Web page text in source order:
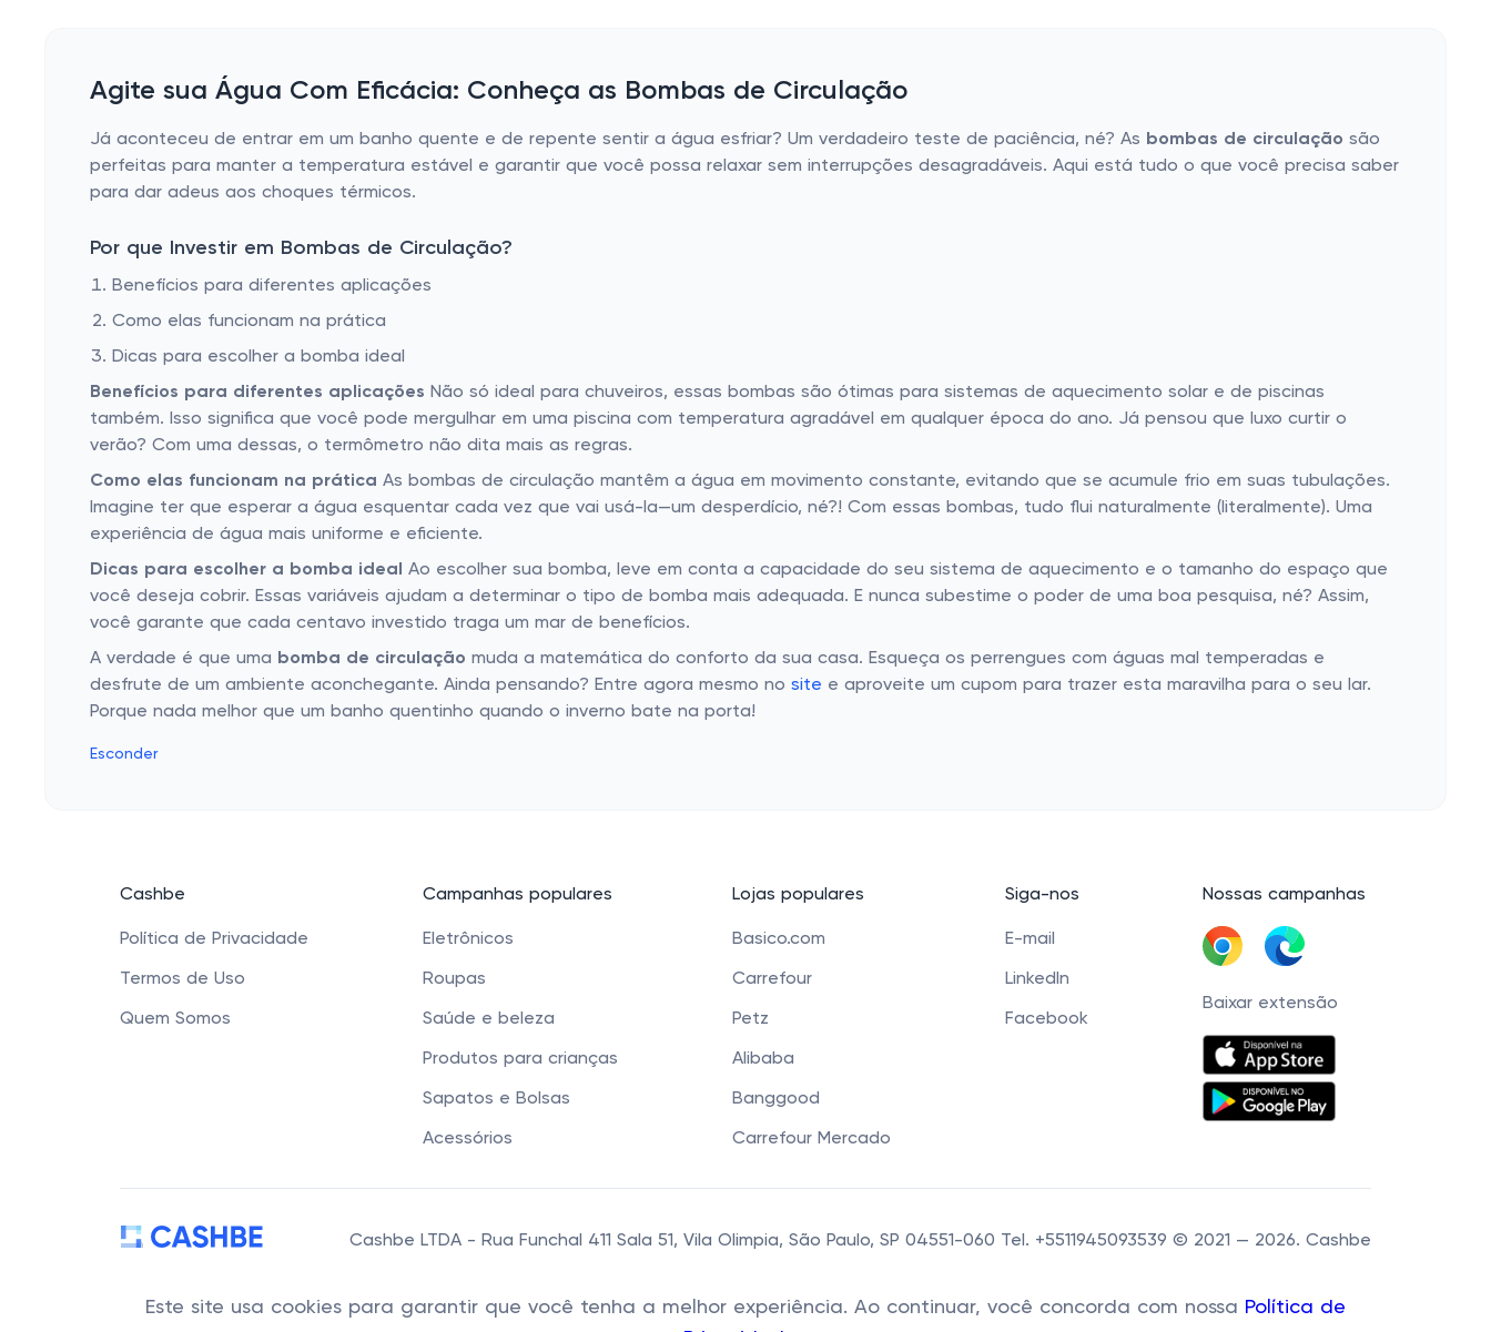
Agite sua Água Com Eficácia: Conheça as Bombas de Circulação
Já aconteceu de entrar em um banho quente e de repente sentir a água esfriar? Um verdadeiro teste de paciência, né? As bombas de circulação são
perfeitas para manter a temperatura estável e garantir que você possa relaxar sem interrupções desagradáveis. Aqui está tudo o que você precisa saber
para dar adeus aos choques térmicos.
Por que Investir em Bombas de Circulação?
Benefícios para diferentes aplicações
Como elas funcionam na prática
Dicas para escolher a bomba ideal
Benefícios para diferentes aplicações Não só ideal para chuveiros, essas bombas são ótimas para sistemas de aquecimento solar e de piscinas
também. Isso significa que você pode mergulhar em uma piscina com temperatura agradável em qualquer época do ano. Já pensou que luxo curtir o
verão? Com uma dessas, o termômetro não dita mais as regras.
Como elas funcionam na prática As bombas de circulação mantêm a água em movimento constante, evitando que se acumule frio em suas tubulações.
Imagine ter que esperar a água esquentar cada vez que vai usá-la—um desperdício, né?! Com essas bombas, tudo flui naturalmente (literalmente). Uma
experiência de água mais uniforme e eficiente.
Dicas para escolher a bomba ideal
Ao escolher sua bomba, leve em conta a capacidade do seu sistema de aquecimento e o tamanho do espaço que
você deseja cobrir. Essas variáveis ajudam a determinar o tipo de bomba mais adequada. E nunca subestime o poder de uma boa pesquisa, né? Assim,
você garante que cada centavo investido traga um mar de benefícios.
A verdade é que uma bomba de circulação muda a matemática do conforto da sua casa. Esqueça os perrengues com águas mal temperadas e
desfrute de um ambiente aconchegante. Ainda pensando? Entre agora mesmo no site e aproveite um cupom para trazer esta maravilha para o seu lar.
Porque nada melhor que um banho quentinho quando o inverno bate na porta!
Esconder
Cashbe
Política de Privacidade
Termos de Uso
Quem Somos
Campanhas populares
Eletrônicos
Roupas
Saúde e beleza
Produtos para crianças
Sapatos e Bolsas
Acessórios
Lojas populares
Basico.com
Carrefour
Petz
Alibaba
Banggood
Carrefour Mercado
Siga-nos
E-mail
LinkedIn
Facebook
Nossas campanhas
Baixar extensão
Cashbe LTDA - Rua Funchal 411 Sala 51, Vila Olimpia, São Paulo, SP 04551-060 Tel. +5511945093539 © 2021 — 2026. Cashbe
Este site usa cookies para garantir que você tenha a melhor experiência. Ao continuar, você concorda com nossa Política de